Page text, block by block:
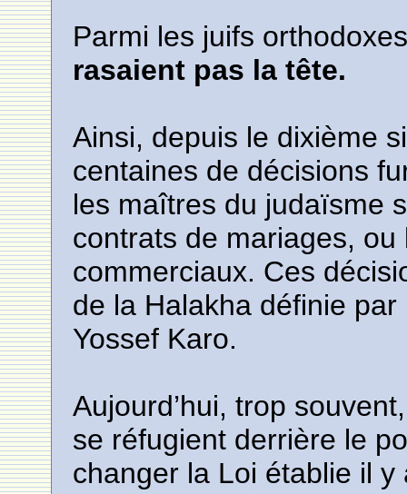
Parmi les juifs
rasaient pas la tête.
Ainsi, depuis le dixième
centaines de décisions
les maîtres du judaïsme
contrats de mariages,
commerciaux. Ces
de la Halakha définie
Yossef Karo.
Aujourd’hui, trop
se réfugient derrière le
changer la Loi établie il